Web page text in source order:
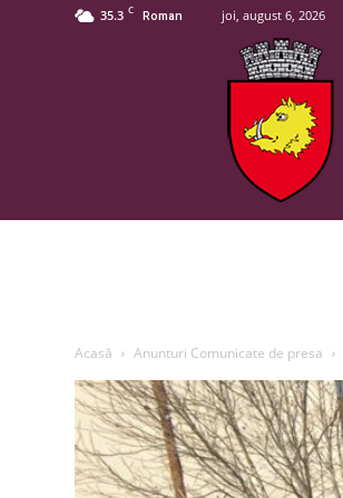
35.3 C Roman joi, august 6, 2026
Acasă Anunturi Comunicate de presa